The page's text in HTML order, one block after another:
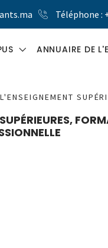
Téléphone :
LE
ANNUAIRE DE
UNIVERSITÉS
ÉCOLES ET